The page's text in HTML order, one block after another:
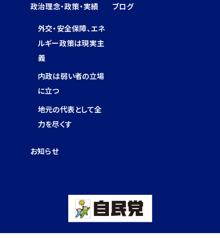
政治理念・政策・実績
外交・安全保障、エネ
ルギー政策は現実主
義
内政は弱い者の立場
に立つ
地元の代表として全
力を尽くす
ブログ
お知らせ